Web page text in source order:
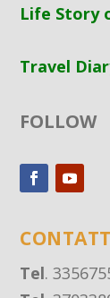
Life Story
Travel
FOLLOW
Tel.